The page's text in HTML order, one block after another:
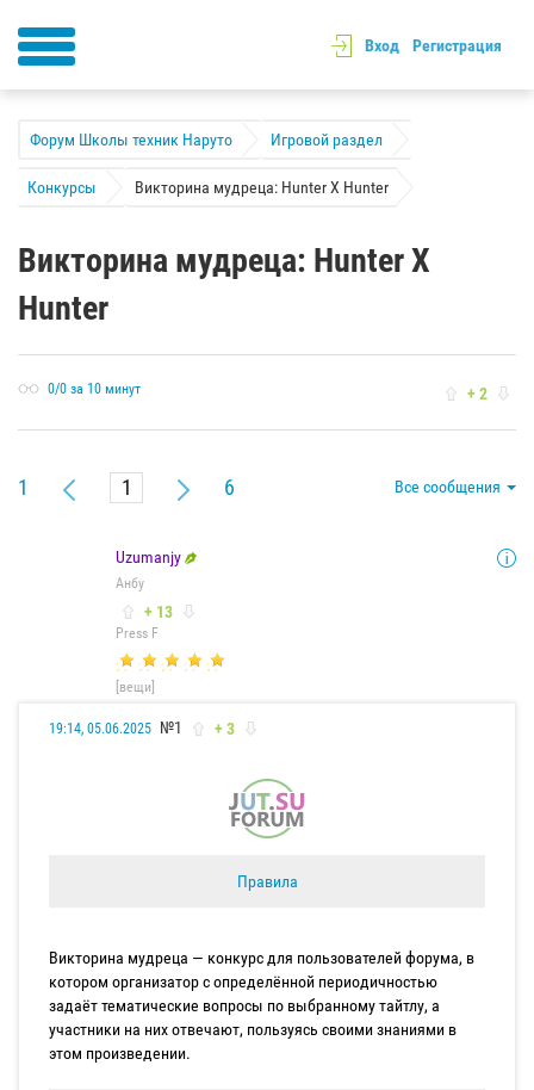
Вход Регистрация
Форум Школы техник Наруто Игровой раздел
Конкурсы Викторина мудреца: Hunter X Hunter
Викторина мудреца: Hunter X
Hunter
0/0 за 10 минут + 2
1 6 Все сообщения
Uzumanjy
Анбу
+ 13
Press F
[вещи]
19:14, 05.06.2025 №1 + 3
Правила
Викторина мудреца — конкурс для пользователей форума, в
котором организатор с определённой периодичностью
задаёт тематические вопросы по выбранному тайтлу, а
участники на них отвечают, пользуясь своими знаниями в
этом произведении.